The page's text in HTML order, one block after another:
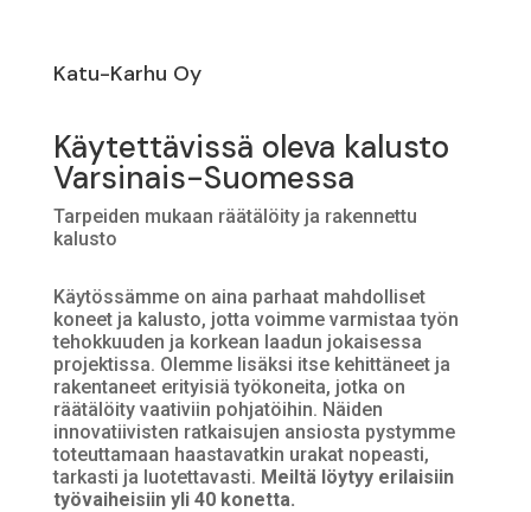
Katu-Karhu Oy
Käytettävissä oleva kalusto
Varsinais-Suomessa
Tarpeiden mukaan räätälöity ja rakennettu
kalusto
Käytössämme on aina parhaat mahdolliset
koneet ja kalusto, jotta voimme varmistaa työn
tehokkuuden ja korkean laadun jokaisessa
projektissa. Olemme lisäksi itse kehittäneet ja
rakentaneet erityisiä työkoneita, jotka on
räätälöity vaativiin pohjatöihin. Näiden
innovatiivisten ratkaisujen ansiosta pystymme
toteuttamaan haastavatkin urakat nopeasti,
tarkasti ja luotettavasti. Meiltä löytyy erilaisiin
työvaiheisiin yli 40 konetta.